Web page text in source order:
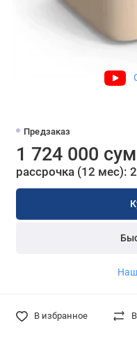
Предзаказ
1 724 000 сум
рассрочка (12 мес):
В избранное